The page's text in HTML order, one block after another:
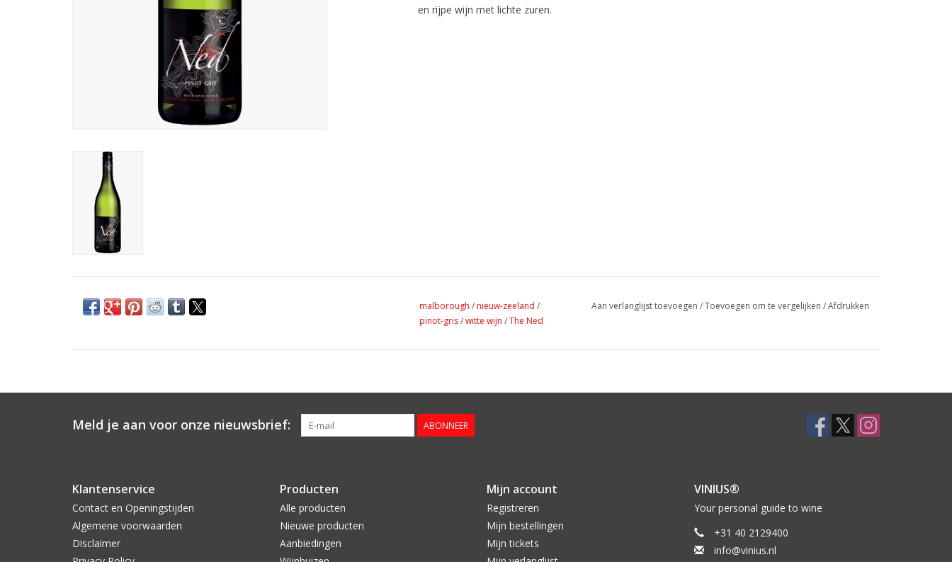
en rijpe wijn met lichte zuren.
malborough / nieuw-zeeland /
pinot-gris/witte wijn /The Ned
Aan verlanglijst toevoegen /Toevoegen om te vergelijken /Afdrukken
Meld je aan voor onze nieuwsbrief: ABONNEER
Klantenservice
Contact en Openingstijden
Algemene voorwaarden
Disclaimer
Producten
Alle producten
Nieuwe producten
Aanbiedingen
Mijn account
Registreren
Mijn bestellingen
Mijn tickets
VINIUS®
Your personal guide to wine
+31 40 2129400
info@vinius.nl